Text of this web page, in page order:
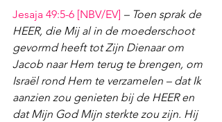
Jesaja 49:5-6 [NBV/EV] – Toen sprak de
HEER, die Mij al in de moederschoot
gevormd heeft tot Zijn Dienaar om
Jacob naar Hem terug te brengen, om
Israël rond Hem te verzamelen – dat Ik
aanzien zou genieten bij de HEER en
dat Mijn God Mijn sterkte zou zijn. Hij